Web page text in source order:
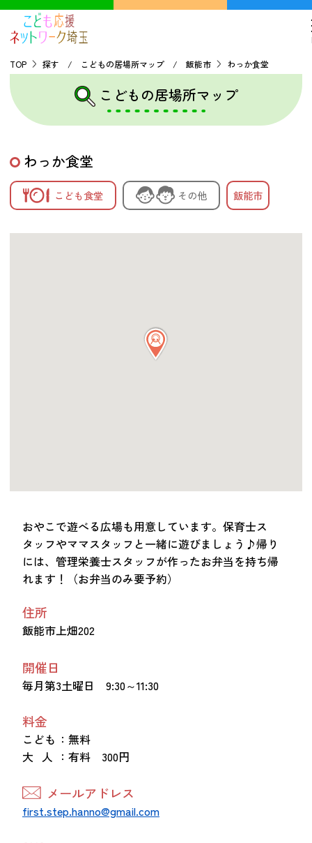
新着情報 音声読み上げ お問い合わせ
TOP
探す
こどもの居場所マップ
フードパントリーマップ
資料・動画
TOP 探す / こどもの居場所マップ / 飯能市 わっか食堂
こどもの居場所マップ
わっか食堂
こども食堂 その他 飯能市
おやこで遊べる広場も用意しています。保育士ス
タッフやママスタッフと一緒に遊びましょう♪帰り
には、管理栄養士スタッフが作ったお弁当を持ち帰
れます！（お弁当のみ要予約）
住所
飯能市上畑202
開催日
毎月第3土曜日 9:30～11:30
料金
こども ：無料
大 人 ：有料 300円
メールアドレス
first.step.hanno@gmail.com